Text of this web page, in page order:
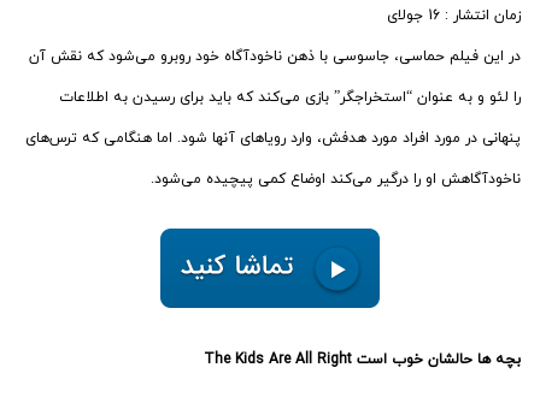
زمان انتشار : 16 جولای
در این فیلم حماسی، جاسوسی با ذهن ناخودآگاه خود روبرو می‌شود که نقش آن
را لئو و به عنوان “استخراجگر” بازی می‌کند که باید برای رسیدن به اطلاعات
پنهانی در مورد افراد مورد هدفش، وارد رویاهای آنها شود. اما هنگامی که ترس‌های
ناخودآگاهش او را درگیر می‌کند اوضاع کمی پیچیده می‌شود.
بچه ها حالشان خوب است The Kids Are All Right